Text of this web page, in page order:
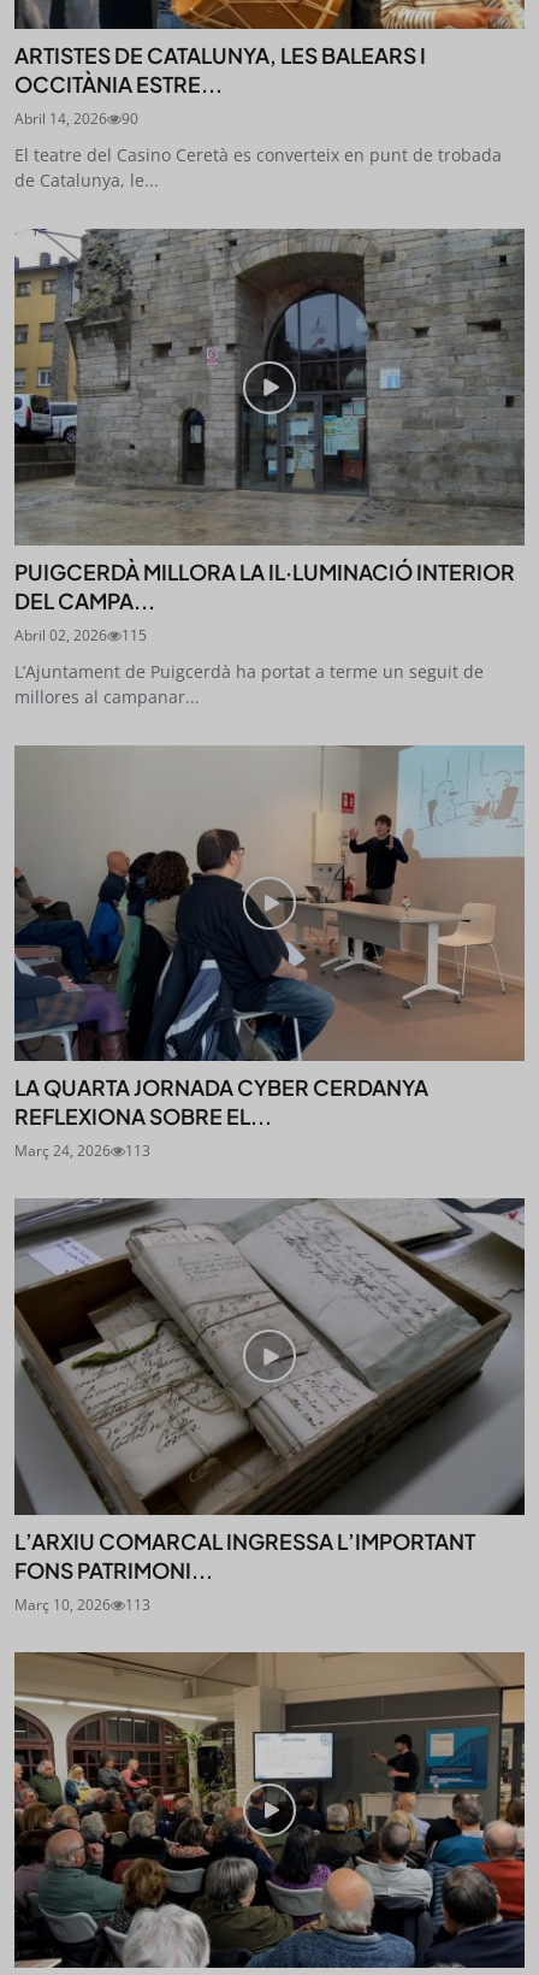
ARTISTES DE CATALUNYA, LES BALEARS I
OCCITÀNIA ESTRE...
Abril 14, 2026 90
El teatre del Casino Ceretà es converteix en punt de trobada
de Catalunya, le...
PUIGCERDÀ MILLORA LA IL·LUMINACIÓ INTERIOR
DEL CAMPA...
Abril 02, 2026 115
L’Ajuntament de Puigcerdà ha portat a terme un seguit de
millores al campanar...
LA QUARTA JORNADA CYBER CERDANYA
REFLEXIONA SOBRE EL...
Març 24, 2026 113
L’ARXIU COMARCAL INGRESSA L’IMPORTANT
FONS PATRIMONI...
Març 10, 2026 113